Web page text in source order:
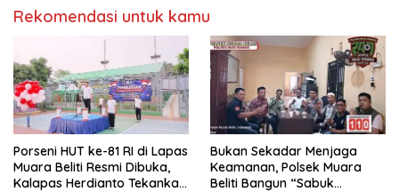
Rekomendasi untuk kamu
Porseni HUT ke-81 RI di Lapas
Muara Beliti Resmi Dibuka,
Kalapas Herdianto Tekankan
Bukan Sekadar Menjaga
Keamanan, Polsek Muara
Beliti Bangun “Sabuk